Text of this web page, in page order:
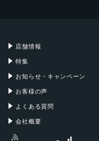
店舗情報
特集
お知らせ・キャンペーン
お客様の声
よくある質問
会社概要